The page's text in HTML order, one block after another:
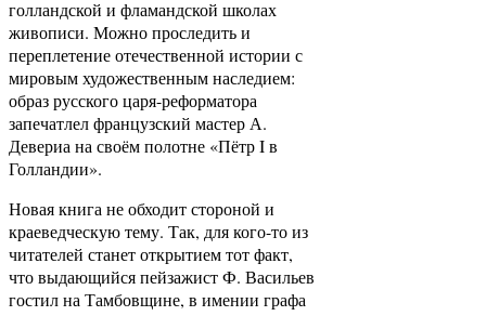
голландской и фламандской школах
живописи. Можно проследить и
переплетение отечественной истории с
мировым художественным наследием:
образ русского царя-реформатора
запечатлел французский мастер А.
Девериа на своём полотне «Пётр I в
Голландии».
Новая книга не обходит стороной и
краеведческую тему. Так, для кого-то из
читателей станет открытием тот факт,
что выдающийся пейзажист Ф. Васильев
гостил на Тамбовщине, в имении графа